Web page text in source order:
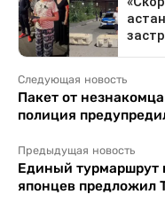
Следующая новость
Пакет от
полиция
Предыдущая новость
Единый турмаршрут
японцев предложил